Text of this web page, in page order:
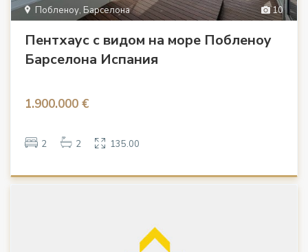
10
Побленоу, Барселона
Пентхаус с видом на море Побленоу
Барселона Испания
1.900.000 €
2 2 135.00